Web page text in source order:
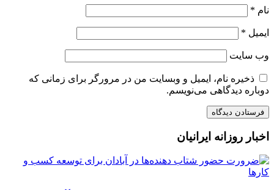
نام *
ایمیل *
وب‌ سایت
ذخیره نام، ایمیل و وبسایت من در مرورگر برای زمانی که
دوباره دیدگاهی می‌نویسم.
اخبار روزانه ایرانیان